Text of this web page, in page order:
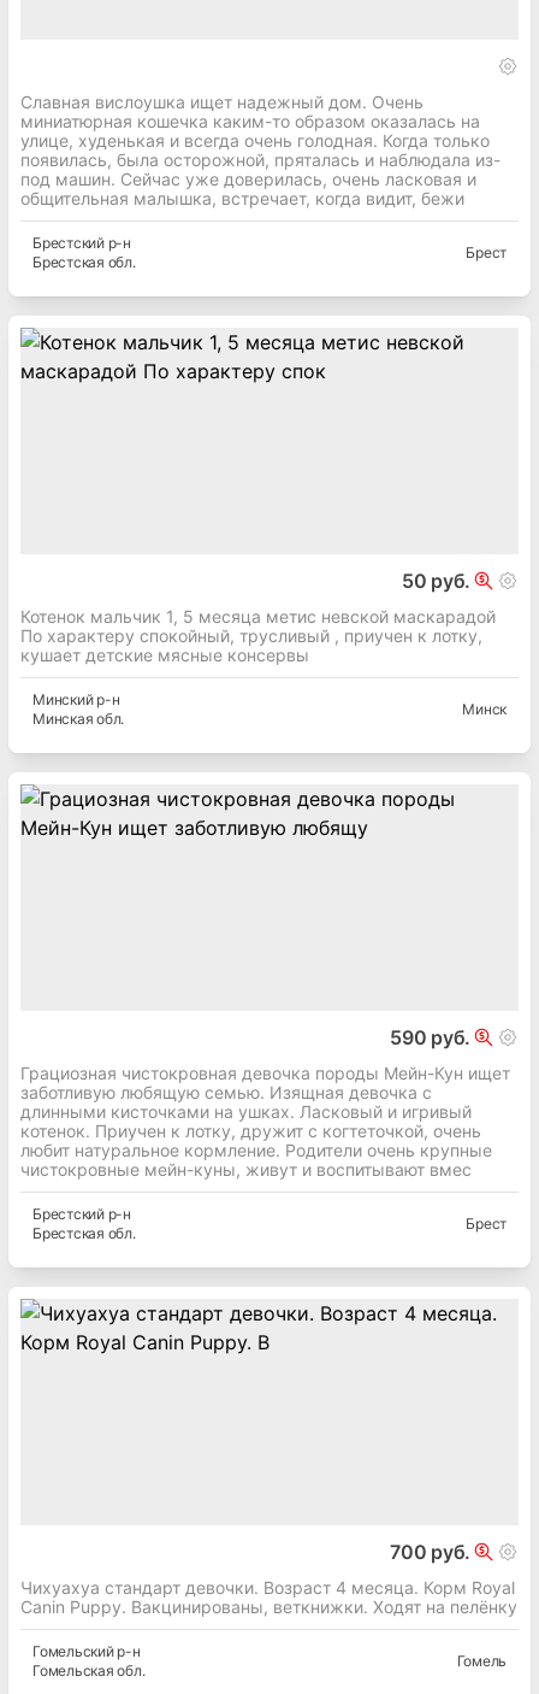
Славная вислоушка ищет надежный дом. Очень
миниатюрная кошечка каким-то образом оказалась на
улице, худенькая и всегда очень голодная. Когда только
появилась, была осторожной, пряталась и наблюдала из-
под машин. Сейчас уже доверилась, очень ласковая и
общительная малышка, встречает, когда видит, бежи
Брестскийр-н
Брестская обл.
Брест
50 руб.
Котенок мальчик 1, 5 месяца метис невской маскарадой
По характеру спокойный, трусливый , приучен к лотку,
кушает детские мясные консервы
Минскийр-н
Минская обл.
Минск
590 руб.
Грациозная чистокровная девочка породы Мейн-Кун ищет
заботливую любящую семью. Изящная девочка с
длинными кисточками на ушках. Ласковый и игривый
котенок. Приучен к лотку, дружит с когтеточкой, очень
любит натуральное кормление. Родители очень крупные
чистокровные мейн-куны, живут и воспитывают вмес
Брестскийр-н
Брестская обл.
Брест
700 руб.
Чихуахуа стандарт девочки. Возраст 4 месяца. Корм Royal
Canin Puppy. Вакцинированы, веткнижки. Ходят на пелёнку
Гомельскийр-н
Гомельская обл.
Гомель